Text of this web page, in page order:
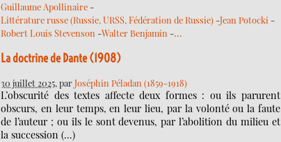
Guillaume Apollinaire -
Littérature russe (Russie, URSS, Fédération de Russie) -Jean Potocki -
Robert Louis Stevenson -Walter Benjamin -…
La doctrine de Dante (1908)
30 juillet 2025, parJoséphin Péladan (1859-1918)
L’obscurité des textes affecte deux formes : ou ils parurent
obscurs, en leur temps, en leur lieu, par la volonté ou la faute
de l’auteur ; ou ils le sont devenus, par l’abolition du milieu et
la succession (…)